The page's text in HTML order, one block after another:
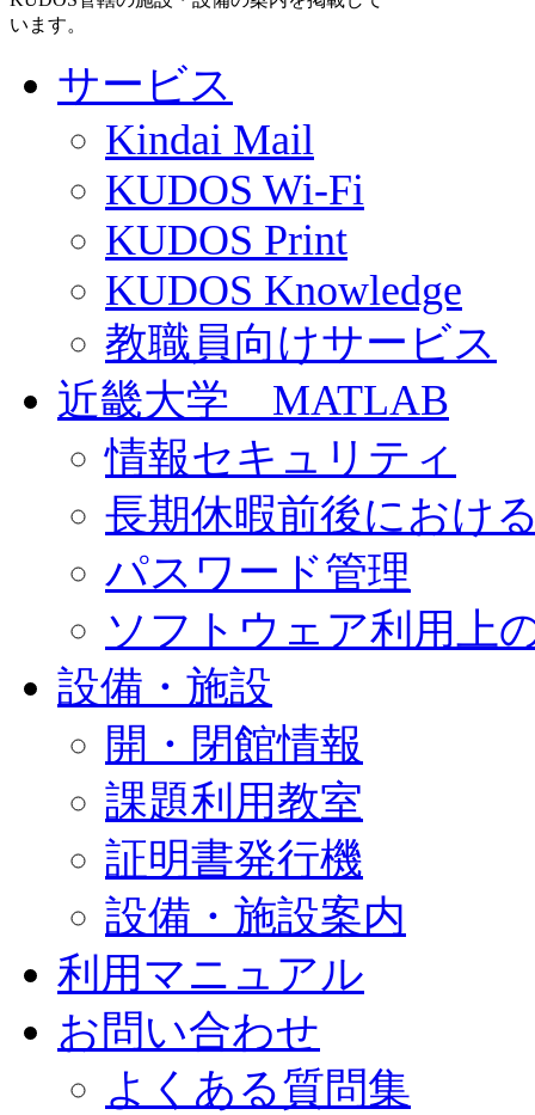
います。
サービス
Kindai Mail
KUDOS Wi-Fi
KUDOS Print
KUDOS Knowledge
教職員向けサービス
近畿大学 MATLAB
情報セキュリティ
長期休暇前後におけ
パスワード管理
ソフトウェア利用上
設備・施設
開・閉館情報
課題利用教室
証明書発行機
設備・施設案内
利用マニュアル
お問い合わせ
よくある質問集